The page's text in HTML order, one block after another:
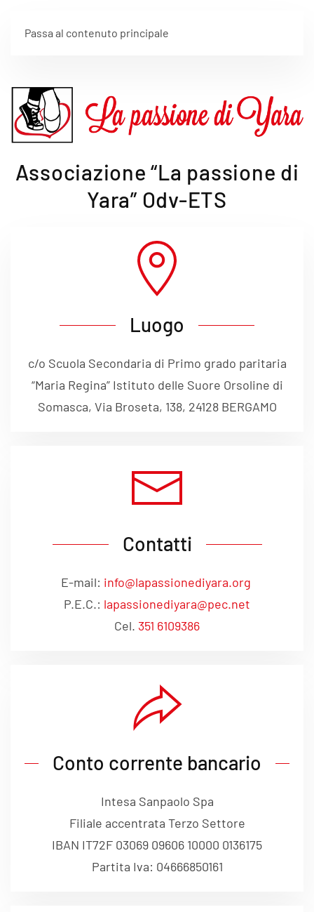
Passa al contenuto principale
Associazione “La passione di
Yara” Odv-ETS
Luogo
c/o Scuola Secondaria di Primo grado paritaria
“Maria Regina” Istituto delle Suore Orsoline di
Somasca, Via Broseta, 138, 24128 BERGAMO
Contatti
E-mail: info@lapassionediyara.org
P.E.C.: lapassionediyara@pec.net
Cel. 351 6109386
Conto corrente bancario
Intesa Sanpaolo Spa
Filiale accentrata Terzo Settore
IBAN IT72F 03069 09606 10000 0136175
Partita Iva: 04666850161